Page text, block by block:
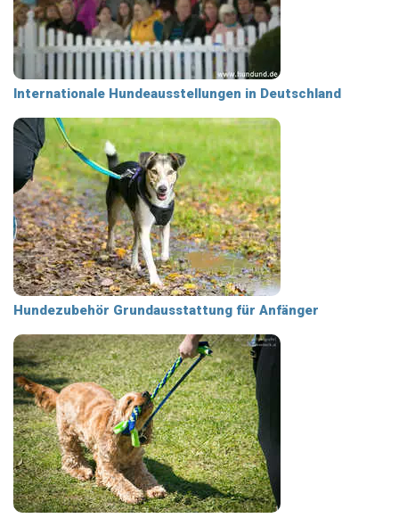
Internationale Hundeausstellungen in Deutschland
Hundezubehör Grundausstattung für Anfänger